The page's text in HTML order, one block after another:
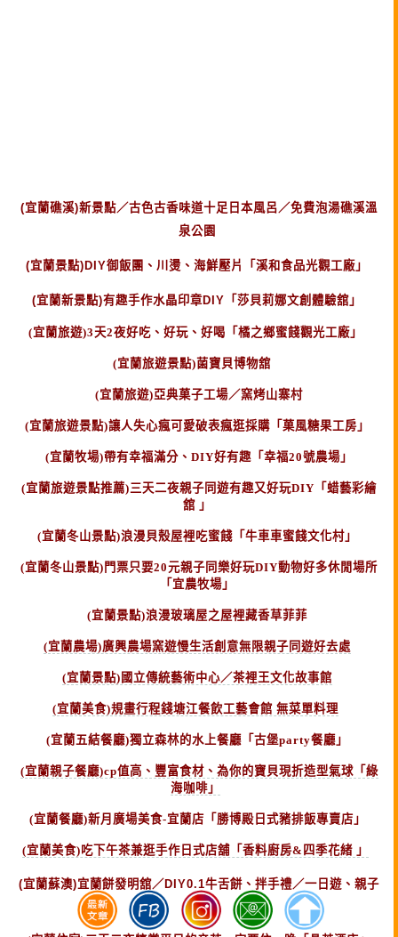
(宜蘭礁溪)新景點／古色古香味道十足日本風呂／免費泡湯礁溪溫
泉公園
(宜蘭景點)DIY御飯團、川燙、海鮮壓片「溪和食品光觀工廠」
(宜蘭新景點)有趣手作水晶印章DIY「莎貝莉娜文創體驗舘」
(宜蘭旅遊)3天2夜好吃、好玩、好喝「橘之鄉蜜餞觀光工廠」
(宜蘭旅遊景點)菌寶貝博物舘
(宜蘭旅遊)亞典菓子工場／窯烤山寨村
(宜蘭旅遊景點)讓人失心瘋可愛破表瘋逛採購「菓風糖果工房」
(宜蘭牧場)帶有幸福滿分、DIY好有趣「幸福20號農場」
(宜蘭旅遊景點推薦)三天二夜親子同遊有趣又好玩DIY「蜡藝彩繪
舘 」
(宜蘭冬山景點)浪漫貝殼屋裡吃蜜餞「牛車車蜜餞文化村」
(宜蘭冬山景點)門票只要20元親子同樂好玩DIY動物好多休閒場所
「宜農牧場」
(宜蘭景點)浪漫玻璃屋之屋裡藏香草菲菲
(宜蘭農場)廣興農場窯遊慢生活創意無限親子同遊好去處
(宜蘭景點)國立傳統藝術中心／茶裡王文化故事館
(宜蘭美食)規畫行程錢塘江餐飲工藝會館 無菜單料理
(宜蘭五結餐廳)獨立森林的水上餐廳「古堡party餐廳」
(宜蘭親子餐廳)cp值高、豐富食材、為你的寶貝現折造型氣球「綠
海咖啡」
(宜蘭餐廳)新月廣場美食-宜蘭店「勝博殿日式豬排飯專賣店」
(宜蘭美食)吃下午茶兼逛手作日式店舖「香料廚房&四季花緒 」
(宜蘭蘇澳)宜蘭餅發明舘／DIY0.1牛舌餅、拌手禮／一日遊、親子
遊